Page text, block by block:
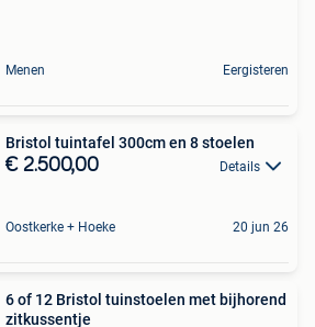
Menen Eergisteren
Bristol tuintafel 300cm en 8 stoelen
€ 2.500,00 Details
Oostkerke + Hoeke 20 jun 26
6 of 12 Bristol tuinstoelen met bijhorend
zitkussentje